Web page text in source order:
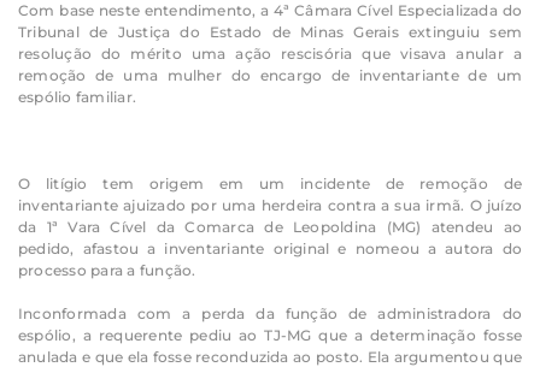
Com base neste entendimento, a 4ª Câmara Cível Especializada do
Tribunal de Justiça do Estado de Minas Gerais extinguiu sem
resolução do mérito uma ação rescisória que visava anular a
remoção de uma mulher do encargo de inventariante de um
espólio familiar.
O litígio tem origem em um incidente de remoção de
inventariante ajuizado por uma herdeira contra a sua irmã. O juízo
da 1ª Vara Cível da Comarca de Leopoldina (MG) atendeu ao
pedido, afastou a inventariante original e nomeou a autora do
processo para a função.
Inconformada com a perda da função de administradora do
espólio, a requerente pediu ao TJ-MG que a determinação fosse
anulada e que ela fosse reconduzida ao posto. Ela argumentou que